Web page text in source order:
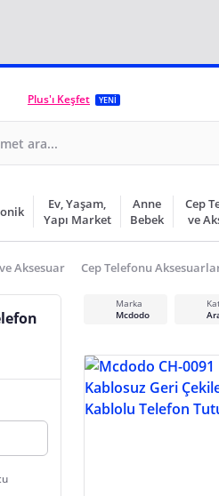
Plus'ı Keşfet YENİ
Ev, Yaşam,
Yapı Market
Anne
Bebek
Cep
ve
Aksesuar Cep Telefonu
Marka
Mcdodo